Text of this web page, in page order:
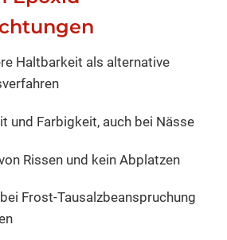
Haltbarkeit als alternative
und Farbigkeit, auch bei Nässe
Rissen und kein Abplatzen
Frost-Tausalzbeanspruchung